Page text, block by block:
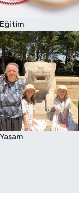
Eğitim
Yaşam